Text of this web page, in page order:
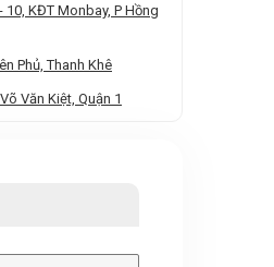
10, KĐT Monbay, P Hồng
Phủ, Thanh Khê
Văn Kiệt, Quận 1